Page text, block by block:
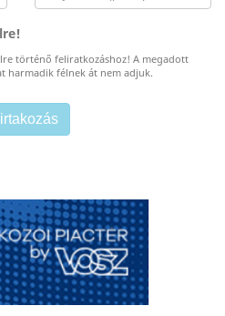
történő feliratkozáshoz! A megadott
harmadik félnek át nem adjuk.